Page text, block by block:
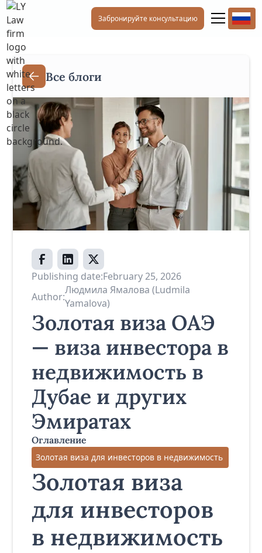
Забронируйте консультацию
Все блоги
Publishing date:February 25, 2026
Author:
Людмила Ямалова (Ludmila
Yamalova)
Золотая виза ОАЭ
— виза инвестора в
недвижимость в
Дубае и других
Эмиратах
Оглавление
Золотая виза для инвесторов в недвижимость
Золотая виза
для инвесторов
в недвижимость